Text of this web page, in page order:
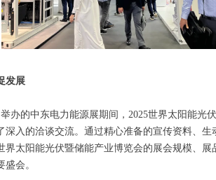
发展
办的中东电力能源展期间，2025世界太阳能光
深入的洽谈交流。通过精心准备的宣传资料、
界太阳能光伏暨储能产业博览会的展会规模、
会。